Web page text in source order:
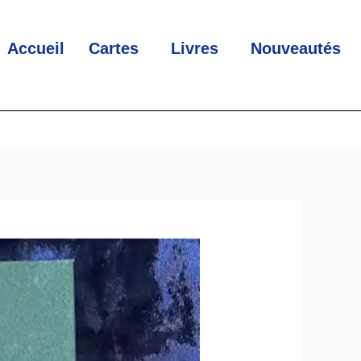
Accueil Cartes Livres Nouveautés